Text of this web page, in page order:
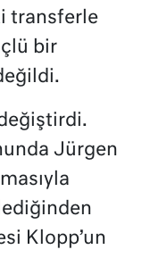
transferle
bir
Jürgen
Klopp’un